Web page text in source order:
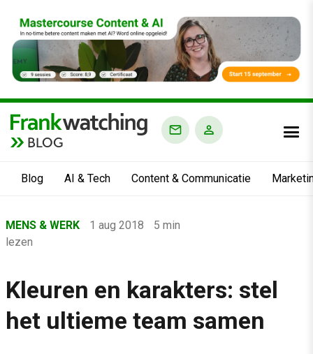
BLOG
Blog AI & Tech Content & Communicatie
›
Mens & Werk
›
MENS & WERK 1 aug 2018
5 min
lezen
Kleuren en karakters: stel
het ultieme team samen